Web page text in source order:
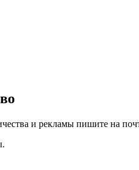
и рекламы пишите на